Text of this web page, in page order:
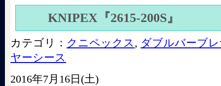
KNIPEX『2615-200S』
カテゴリ： クニペックス , ダブルバーブ
ヤーシース
2016年7月16日(土)